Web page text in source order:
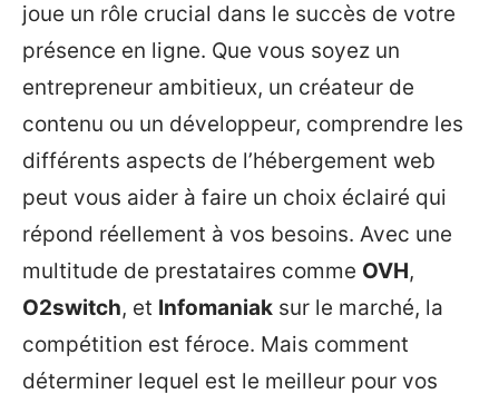
joue un rôle crucial dans le succès de votre
présence en ligne. Que vous soyez un
entrepreneur ambitieux, un créateur de
contenu ou un développeur, comprendre les
différents aspects de l’hébergement web
peut vous aider à faire un choix éclairé qui
répond réellement à vos besoins. Avec une
multitude de prestataires comme OVH,
O2switch, et Infomaniak sur le marché, la
compétition est féroce. Mais comment
déterminer lequel est le meilleur pour vos